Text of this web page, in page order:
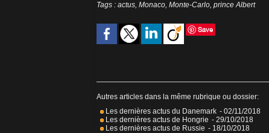
Tags : actus, Monaco, Monte-Carlo, prince Albert
Save
Autres articles dans la même rubrique ou dossier:
Les dernières actus du Danemark - 02/11/2018
Les dernières actus de Hongrie - 29/10/2018
Les dernières actus de Russie - 18/10/2018